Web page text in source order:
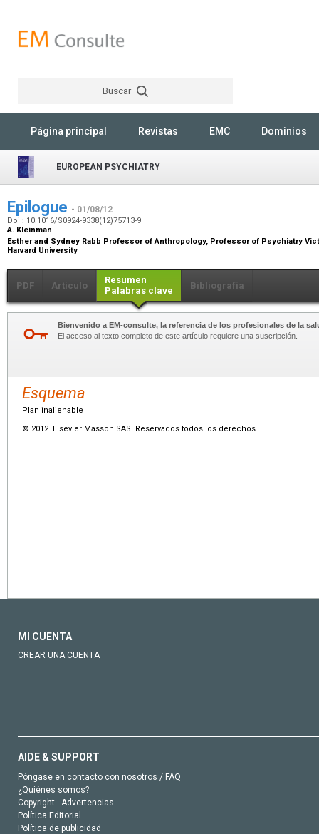
Buscar
Página principal Revistas EMC Dominios
EUROPEAN PSYCHIATRY
Epilogue - 01/08/12
Doi : 10.1016/S0924-9338(12)75713-9
A. Kleinman
Esther and Sydney Rabb Professor of Anthropology, Professor of Psychiatry
Harvard University
PDF Artículo
Resumen
Palabras clave
Bibliografía
Bienvenido a EM-consulte, la referencia de los profesionales de la
El acceso al texto completo de este artículo requiere una suscripción.
Esquema
Plan inalienable
© 2012 Elsevier Masson SAS. Reservados todos los derechos.
MI CUENTA
CREAR UNA CUENTA
AIDE & SUPPORT
Póngase en contacto con nosotros / FAQ
¿Quiénes somos?
Copyright - Advertencias
Política Editorial
Política de publicidad